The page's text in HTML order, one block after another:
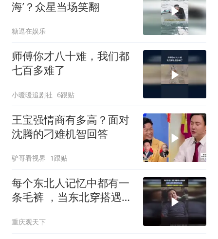
海’？众星当场笑翻
糖逗在娱乐
师傅你才八十难，我们都
七百多难了
小暖暖追剧社 6跟贴
王宝强情商有多高？面对
沈腾的刁难机智回答
驴哥看视界 1跟贴
每个东北人记忆中都有一
条毛裤 ，当东北穿搭遇到
重庆观天下